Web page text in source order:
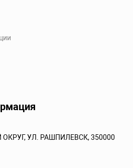
УЛ. РАШПИЛЕВСК, 350000